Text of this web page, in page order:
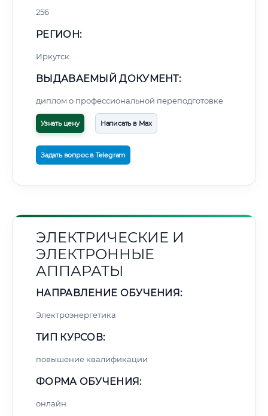
256
РЕГИОН:
Иркутск
ВЫДАВАЕМЫЙ ДОКУМЕНТ:
диплом о профессиональной переподготовке
Узнать цену Написать в Max
Задать вопрос в Telegram
ЭЛЕКТРИЧЕСКИЕ И
ЭЛЕКТРОННЫЕ
АППАРАТЫ
НАПРАВЛЕНИЕ ОБУЧЕНИЯ:
Электроэнергетика
ТИП КУРСОВ:
повышение квалификации
ФОРМА ОБУЧЕНИЯ:
онлайн